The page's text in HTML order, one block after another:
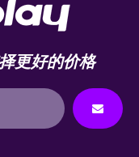
更好的价格